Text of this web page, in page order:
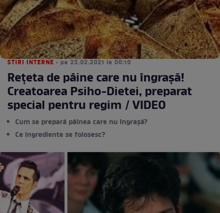
STIRI INTERNE • pe 25.02.2021 la 00:10
Rețeta de pâine care nu îngrașă!
Creatoarea Psiho-Dietei, preparat
special pentru regim / VIDEO
Cum se prepară pâinea care nu îngrașă?
Ce ingrediente se folosesc?